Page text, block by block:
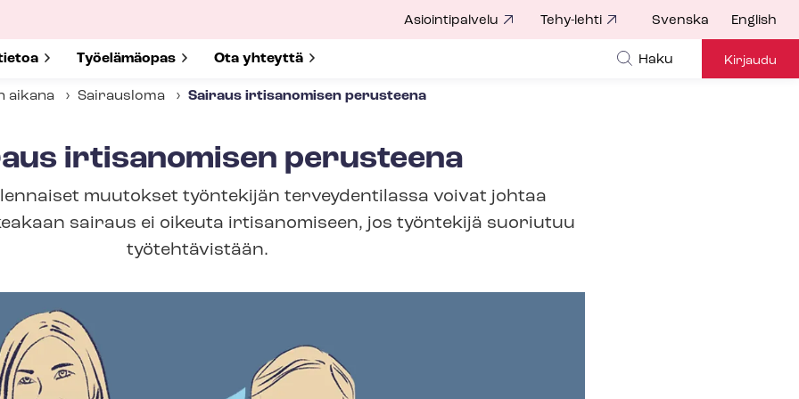
for
Show submenu for
Työelämäopas Show submenu for
Ota yhteyttä
Asiointipalvelu Tehy-lehti Svenska English
Haku Kirjaudu
aikana Sairausloma Sairaus irtisanomisen perusteena
irtisanomisen perusteena
muutokset työntekijän terveydentilassa voivat johtaa
sairaus ei oikeuta irtisanomiseen, jos työntekijä suoriutuu
työtehtävistään.